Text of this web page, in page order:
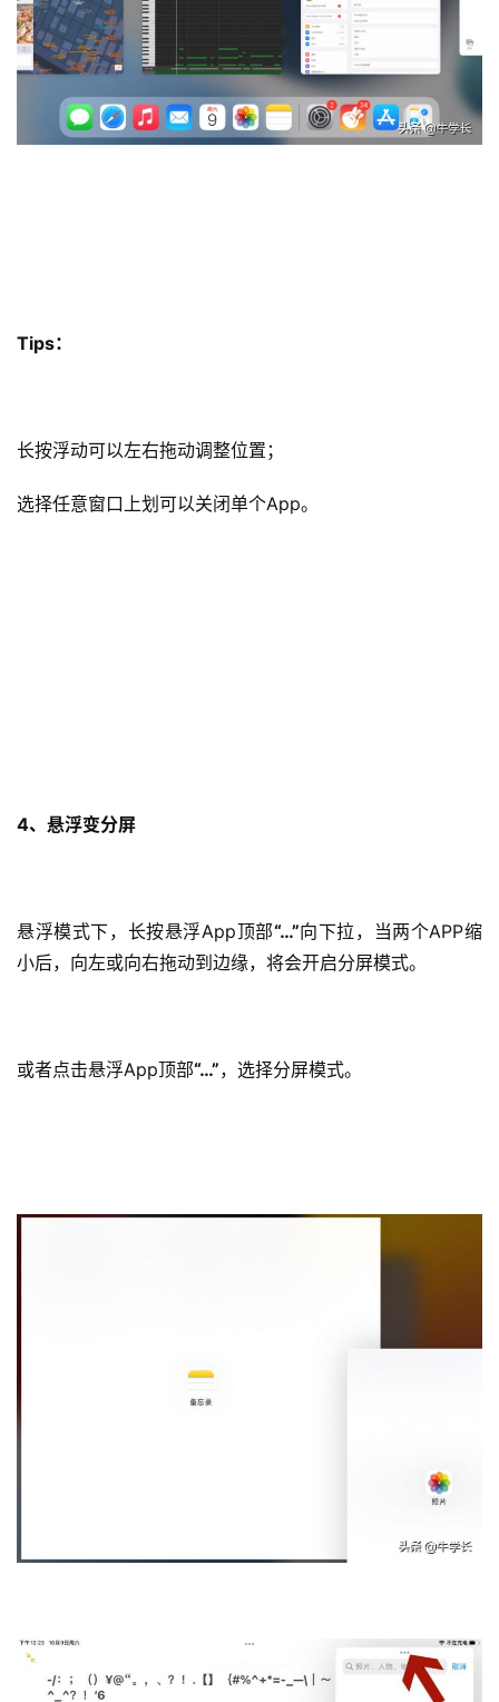
Tips：
长按浮动可以左右拖动调整位置；
选择任意窗口上划可以关闭单个App。
4、悬浮变分屏
悬浮模式下，长按悬浮App顶部“…”向下拉，当两个APP缩
小后，向左或向右拖动到边缘，将会开启分屏模式。
或者点击悬浮App顶部“…”，选择分屏模式。